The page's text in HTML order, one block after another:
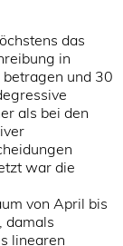
das
in
und 30
als bei den
war die
von April bis
damals
linearen